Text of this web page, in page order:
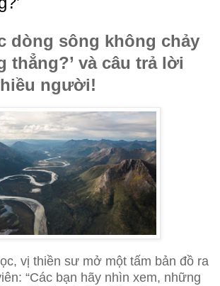
dòng sông không chảy
thẳng?’ và câu trả lời
người!
vị thiền sư mở một tấm bản đồ ra
“Các bạn hãy nhìn xem, những